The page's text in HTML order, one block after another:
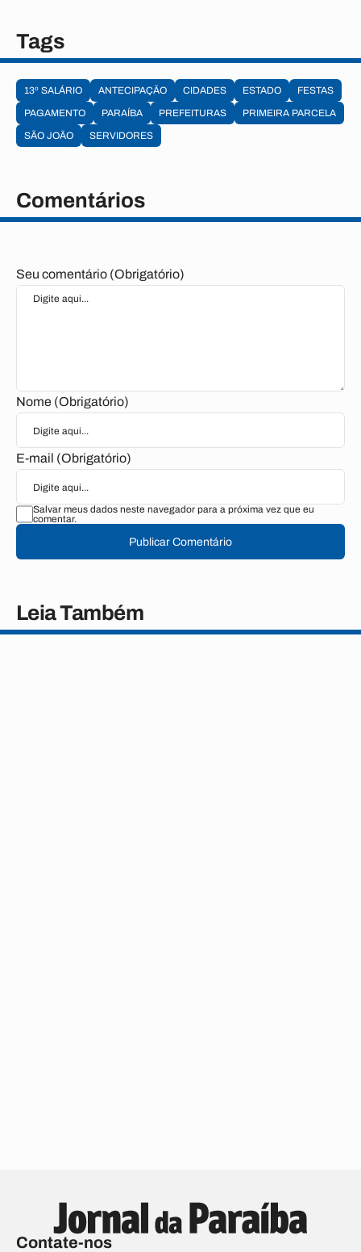
Tags
13º SALÁRIO ANTECIPAÇÃO CIDADES ESTADO
FESTAS
PAGAMENTO
PARAÍBA PREFEITURAS
PRIMEIRA PARCELA
SÃO JOÃO
SERVIDORES
Comentários
Seu comentário (Obrigatório)
Nome (Obrigatório)
E-mail (Obrigatório)
Salvar meus dados neste navegador para a próxima vez que eu
comentar.
Publicar Comentário
Leia Também
Contate-nos